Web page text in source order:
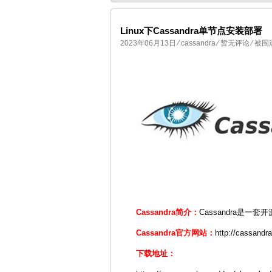
Linux下Cassandra单节点安装部署
2023年06月13日 ⁄cassandra ⁄暂无评论⁄ 被围
Cassandra简介： Cassandra是一套开
Cassandra官方网站： http://
下载地址：